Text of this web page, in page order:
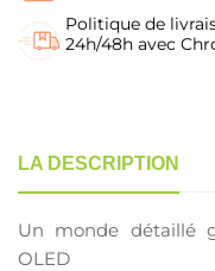
Politique de
24h/48h avec
LA DESCRIPTION
Un monde détaillé
OLED